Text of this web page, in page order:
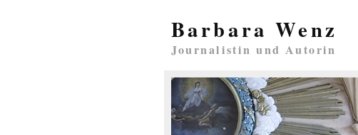
Barbara Wenz
Journalistin und Autorin